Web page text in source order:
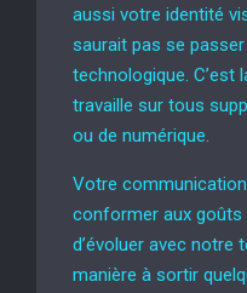
aussi votre identité
saurait pas se passer
technologique. C’est
travaille sur tous
ou de numérique.
Votre
conformer aux goûts
d’évoluer avec notre
manière à sortir